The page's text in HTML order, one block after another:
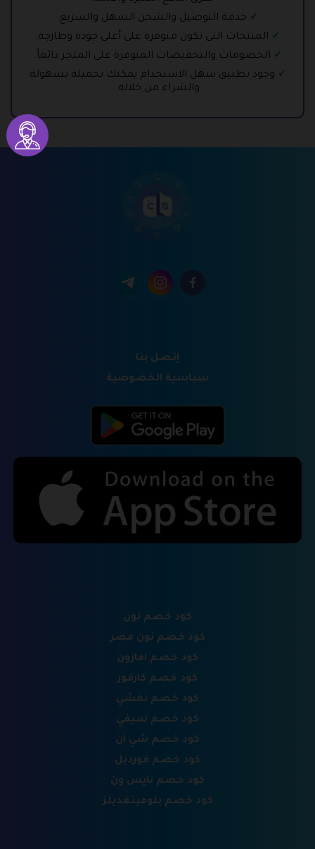
خدمة التوصيل والشحن السهل والسريع.
المنتجات التى تكون متوفرة على أعلى جودة وطازجة.
الخصومات والتخفيضات المتوفرة على المتجر دائماً.
وجود تطبيق سهل الاستخدام يمكنك تحميله بسهولة
والشراء من خلاله.
إتصل بنا
سياسية الخصوصية
كود خصم نون
كود خصم نون مصر
كود خصم امازون
كود خصم كارفور
كود خصم نمشي
كود خصم سيفي
كود خصم شي ان
كود خصم فورديل
كود خصم نايس ون
كود خصم بلومينغديلز